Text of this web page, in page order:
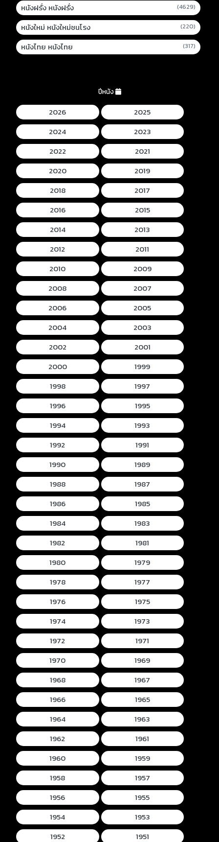
หนังฝรั่ง หนังฝรั่ง (4629)
หนังใหม่ หนังใหม่ชนโรง (220)
หนังไทย หนังไทย (317)
ปีหนัง
2026
2025
2024
2023
2022
2021
2020
2019
2018
2017
2016
2015
2014
2013
2012
2011
2010
2009
2008
2007
2006
2005
2004
2003
2002
2001
2000
1999
1998
1997
1996
1995
1994
1993
1992
1991
1990
1989
1988
1987
1986
1985
1984
1983
1982
1981
1980
1979
1978
1977
1976
1975
1974
1973
1972
1971
1970
1969
1968
1967
1966
1965
1964
1963
1962
1961
1960
1959
1958
1957
1956
1955
1954
1953
1952
1951